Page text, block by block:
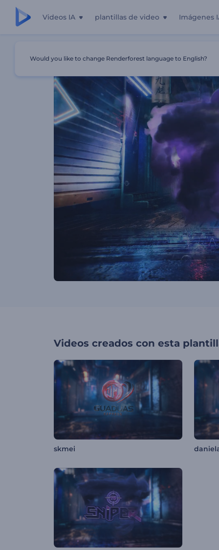
Videos IA plantillas de video Imágenes
Videos creados con esta
skmei
Would you like to change Renderforest language to English?